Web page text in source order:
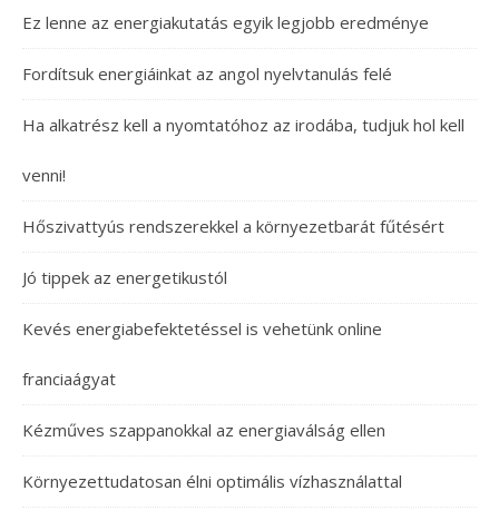
Ez lenne az energiakutatás egyik legjobb eredménye
Fordítsuk energiáinkat az angol nyelvtanulás felé
Ha alkatrész kell a nyomtatóhoz az irodába, tudjuk hol kell
venni!
Hőszivattyús rendszerekkel a környezetbarát fűtésért
Jó tippek az energetikustól
Kevés energiabefektetéssel is vehetünk online
franciaágyat
Kézműves szappanokkal az energiaválság ellen
Környezettudatosan élni optimális vízhasználattal